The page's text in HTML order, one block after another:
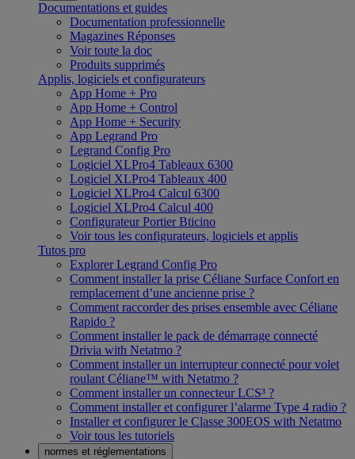
Documentations et guides
Documentation professionnelle
Magazines Réponses
Voir toute la doc
Produits supprimés
Applis, logiciels et configurateurs
App Home + Pro
App Home + Control
App Home + Security
App Legrand Pro
Legrand Config Pro
Logiciel XLPro4 Tableaux 6300
Logiciel XLPro4 Tableaux 400
Logiciel XLPro4 Calcul 6300
Logiciel XLPro4 Calcul 400
Configurateur Portier Bticino
Voir tous les configurateurs, logiciels et applis
Tutos pro
Explorer Legrand Config Pro
Comment installer la prise Céliane Surface Confort en
remplacement d’une ancienne prise ?
Comment raccorder des prises ensemble avec Céliane
Rapido ?
Comment installer le pack de démarrage connecté
Drivia with Netatmo ?
Comment installer un interrupteur connecté pour volet
roulant Céliane™ with Netatmo ?
Comment installer un connecteur LCS³ ?
Comment installer et configurer l’alarme Type 4 radio ?
Installer et configurer le Classe 300EOS with Netatmo
Voir tous les tutoriels
normes et réglementations